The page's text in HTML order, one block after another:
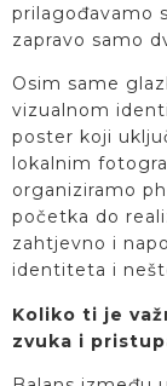
prilagođavamo
zapravo samo
Osim same
vizualnom
poster koji
lokalnim
organiziramo
početka do
zahtjevno i
identiteta i
Koliko ti je
zvuka i